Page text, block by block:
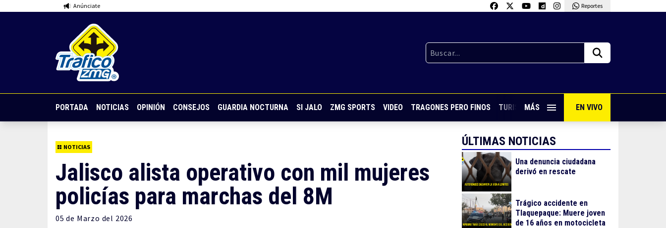
Anúnciate Reportes
PORTADA NOTICIAS OPINIÓN CONSEJOS GUARDIA NOCTURNA SI JALO ZMG SPORTS VIDEO TRAGONES PERO FINOS TURISMO CON SABOR VIVE PUERTO VALLARTA
MÁS EN VIVO
NOTICIAS
Jalisco alista operativo con mil mujeres
policías para marchas del 8M
05 de Marzo del 2026
ÚLTIMAS NOTICIAS
Una denuncia ciudadana
derivó en rescate
Trágico accidente en
Tlaquepaque: Muere joven
de 16 años en motocicleta